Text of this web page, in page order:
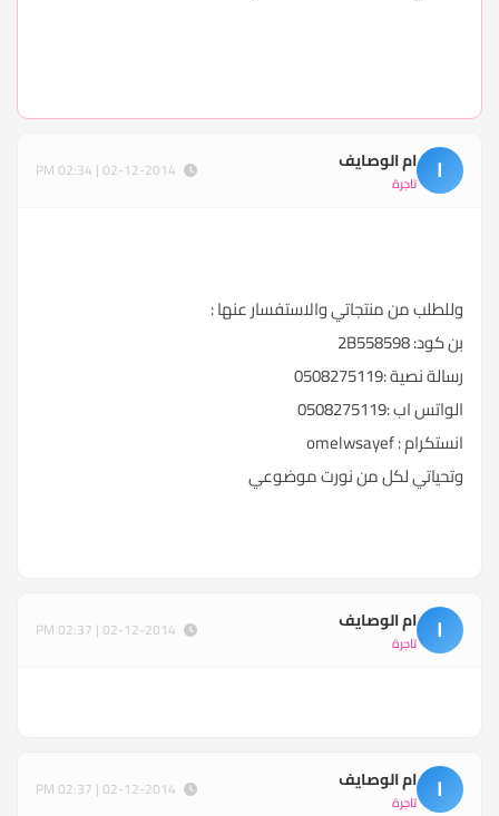
ا ام الوصايف
تاجرة
وللطلب من منتجاتي والاستفسار عنها :
بن كود: 2B558598
رسالة نصية :0508275119
الواتس اب :0508275119
انستكرام : omelwsayef
وتحياتي لكل من نورت موضوعي
ا ام الوصايف
تاجرة
ا ام الوصايف
تاجرة